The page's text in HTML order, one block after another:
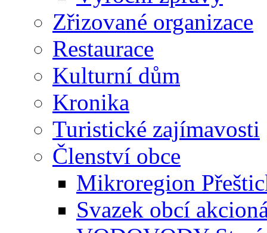
Zřizované organizace
Restaurace
Kulturní dům
Kronika
Turistické zajímavosti
Členství obce
Mikroregion
Svazek obcí